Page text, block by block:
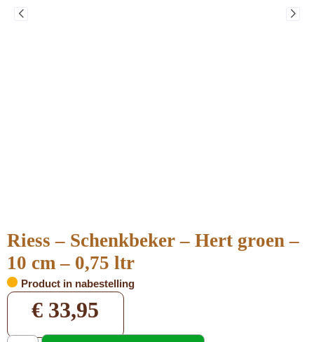
Riess – Schenkbeker – Hert groen –
10 cm – 0,75 ltr
Product in nabestelling
€ 33,95